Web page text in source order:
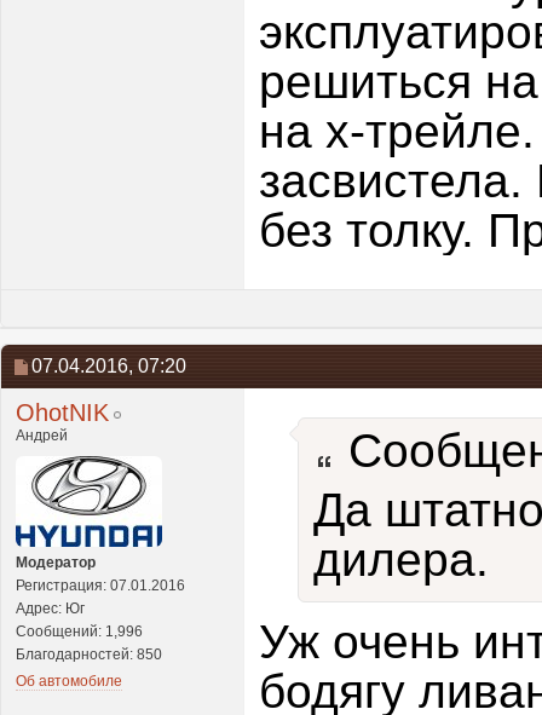
решиться
на х-
без толку.
07.04.2016, 07:20
OhotNIK
Андрей
Модератор
Регистрация: 07.01.2016
Адрес: Юг
Сообщений: 1,996
Благодарностей: 850
Об автомобиле
Да
дилера.
Уж очень
бодягу